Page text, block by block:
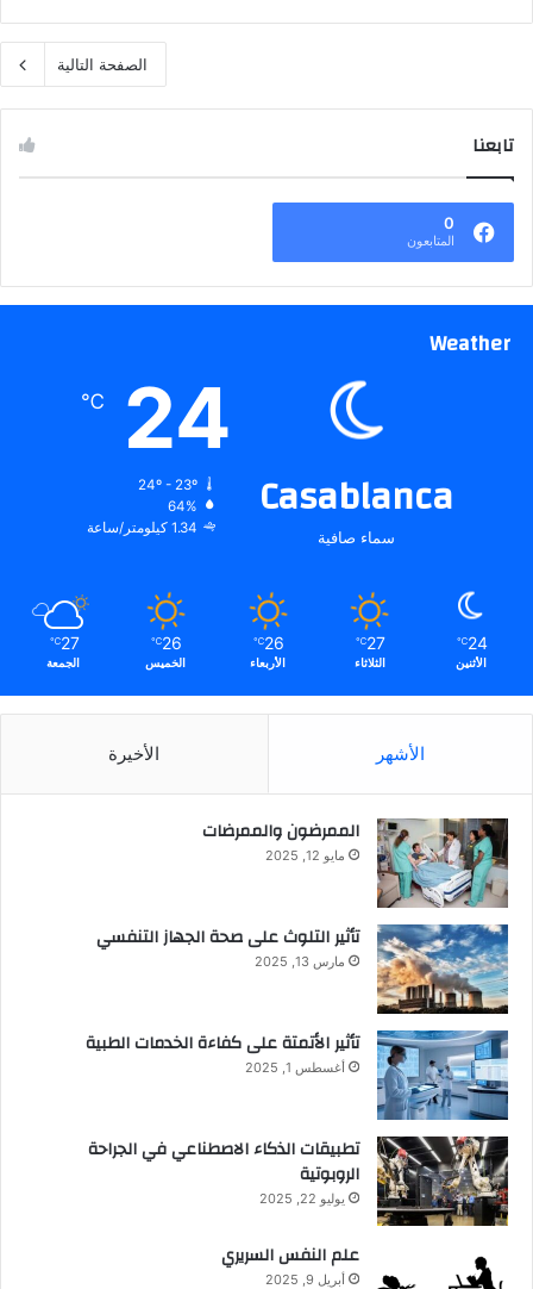
الصفحة التالية
تابعنا
0
المتابعون
Weather
Casablanca
سماء صافية
24
℃
24º - 23º
64%
1.34 كيلومتر/ساعة
24
℃
الأثنين
27
℃
الثلاثاء
26
℃
الأربعاء
26
℃
الخميس
27
℃
الجمعة
الأشهر الأخيرة
الممرضون والممرضات
مايو 12, 2025
تأثير التلوث على صحة الجهاز التنفسي
مارس 13, 2025
تأثير الأتمتة على كفاءة الخدمات الطبية
أغسطس 1, 2025
تطبيقات الذكاء الاصطناعي في الجراحة
الروبوتية
يوليو 22, 2025
علم النفس السريري
أبريل 9, 2025